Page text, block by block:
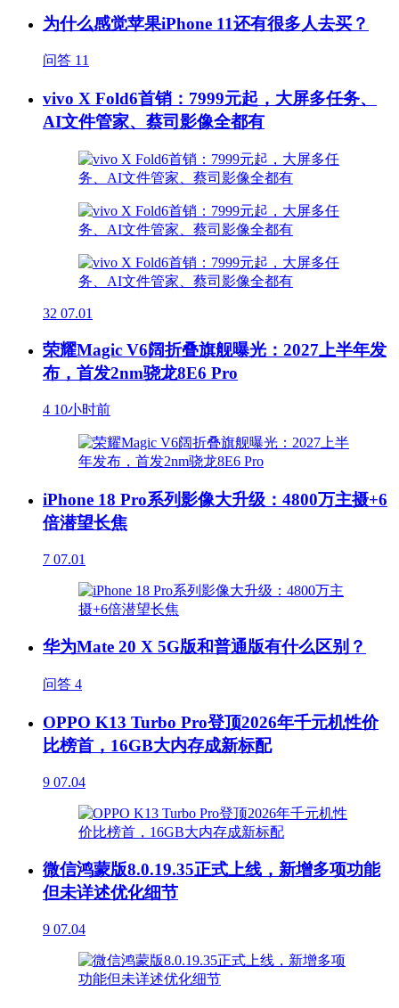
为什么感觉苹果iPhone 11还有很多人去买？
问答 11
vivo X Fold6首销：7999元起，大屏多任务、
AI文件管家、蔡司影像全都有
32 07.01
荣耀Magic V6阔折叠旗舰曝光：2027上半年发
布，首发2nm骁龙8E6 Pro
4 10小时前
iPhone 18 Pro系列影像大升级：4800万主摄+6
倍潜望长焦
7 07.01
华为Mate 20 X 5G版和普通版有什么区别？
问答 4
OPPO K13 Turbo Pro登顶2026年千元机性价
比榜首，16GB大内存成新标配
9 07.04
微信鸿蒙版8.0.19.35正式上线，新增多项功能
但未详述优化细节
9 07.04